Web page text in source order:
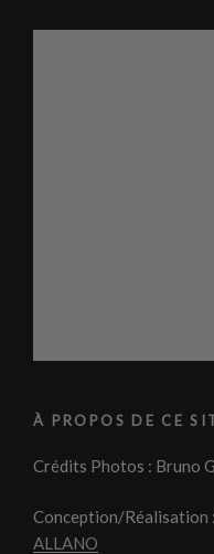
À PROPOS DE CE
Crédits Photos : Bruno
Conception/Réalisation
ALLANO